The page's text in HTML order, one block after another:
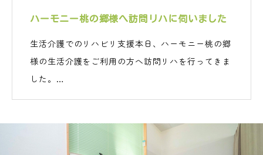
ハーモニー桃の郷様へ訪問リハに伺いました
生活介護でのリハビリ支援本日、ハーモニー桃の郷
様の生活介護をご利用の方へ訪問リハを行ってきま
した。…